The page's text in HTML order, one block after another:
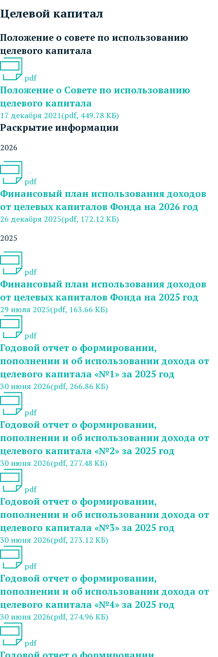
Целевой капитал
Положение о совете по использованию
целевого капитала
pdf
Положение о Совете по использованию
целевого капитала
17 декабря 2021(pdf, 449.78 КБ)
Раскрытие информации
2026
pdf
Финансовый план использования доходов
от целевых капиталов Фонда на 2026 год
26 декабря 2025(pdf, 172.12 КБ)
2025
pdf
Финансовый план использования доходов
от целевых капиталов Фонда на 2025 год
29 июля 2025(pdf, 163.66 КБ)
pdf
Годовой отчет о формировании,
пополнении и об использовании дохода от
целевого капитала «№1» за 2025 год
30 июня 2026(pdf, 266.86 КБ)
pdf
Годовой отчет о формировании,
пополнении и об использовании дохода от
целевого капитала «№2» за 2025 год
30 июня 2026(pdf, 277.48 КБ)
pdf
Годовой отчет о формировании,
пополнении и об использовании дохода от
целевого капитала «№3» за 2025 год
30 июня 2026(pdf, 273.12 КБ)
pdf
Годовой отчет о формировании,
пополнении и об использовании дохода от
целевого капитала «№4» за 2025 год
30 июня 2026(pdf, 274.96 КБ)
pdf